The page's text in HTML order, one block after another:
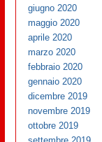
giugno 2020
maggio 2020
aprile 2020
marzo 2020
febbraio 2020
gennaio 2020
dicembre 2019
novembre 2019
ottobre 2019